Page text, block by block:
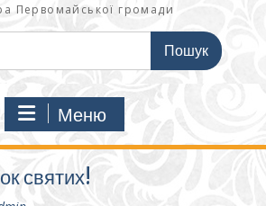
Первомайcької громади
Меню
святих!